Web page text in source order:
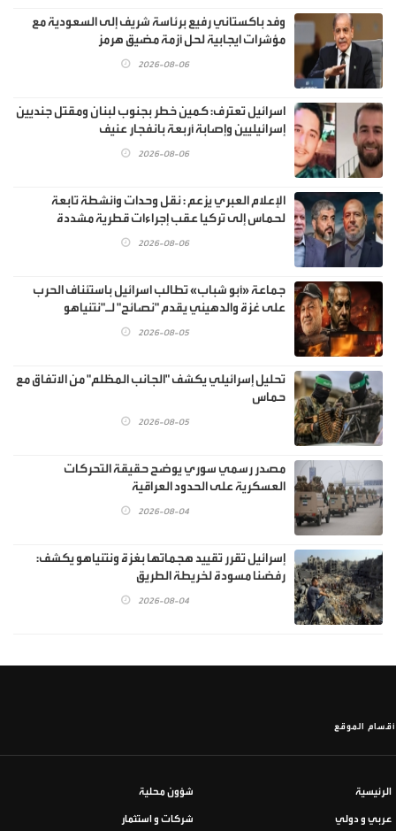
وفد باكستاني رفيع برئاسة شريف إلى السعودية مع
مؤشرات ايجابية لحل أزمة مضيق هرمز
2026-08-06
اسرائيل تعترف: كمين خطر بجنوب لبنان ومقتل جنديين
إسرائيليين وإصابة أربعة بانفجار عنيف
2026-08-06
الإعلام العبري يزعم : نقل وحدات وأنشطة تابعة
لحماس إلى تركيا عقب إجراءات قطرية مشددة
2026-08-06
جماعة «أبو شباب» تطالب اسرائيل باستئناف الحرب
على غزة والدهيني يقدم "نصائح" لـ"نتنياهو
2026-08-05
تحليل إسرائيلي يكشف "الجانب المظلم" من الاتفاق مع
حماس
2026-08-05
مصدر رسمي سوري يوضح حقيقة التحركات
العسكرية على الحدود العراقية
2026-08-04
إسرائيل تقرر تقييد هجماتها بغزة ونتنياهو يكشف:
رفضنا مسودة لخريطة الطريق
2026-08-04
أقسام الموقع
الرئيسية شؤون محلية
عربي و دولي شركات و استثمار